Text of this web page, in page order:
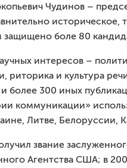
Чудинов –
историческое,
защищено боле 80
интересов –
риторика и культура
более 300 иных
коммуникации»
Литве, Белоруссии,
звание
Агентства США; в